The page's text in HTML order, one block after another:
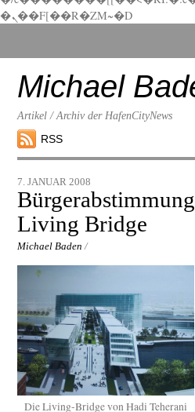
�ܢ��F[��R�ZM~�D
down
contentMichael
Artikel / Archiv der HafenCityNews
RSS
7. JANUAR 2008
Living Bridge
Michael Baden /
Die Living-Bridge von Hadi Teherani